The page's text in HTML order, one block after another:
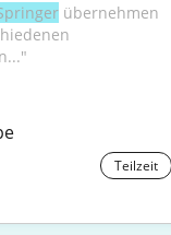
übernehmen
Teilzeit